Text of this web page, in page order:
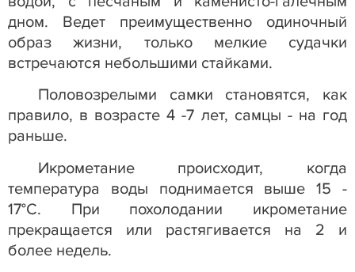
дном. Ведет преимущественно одиночный
образ жизни, только мелкие судачки
встречаются небольшими стайками.
Половозрелыми самки становятся, как
правило, в возрасте 4 -7 лет, самцы - на год
раньше.
Икрометание происходит, когда
температура воды поднимается выше 15 -
17°С. При похолодании икрометание
прекращается или растягивается на 2 и
более недель.